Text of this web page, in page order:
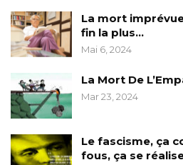
La mort
fin la plus…
Mai 6, 2024
La Mort De
Mar 23, 2024
Le fascisme, ça
fous, ça se